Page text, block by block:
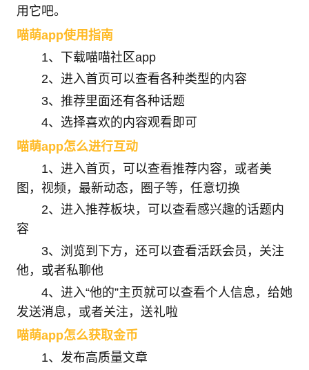
用它吧。
喵萌app使用指南
1、下载喵喵社区app
2、进入首页可以查看各种类型的内容
3、推荐里面还有各种话题
4、选择喜欢的内容观看即可
喵萌app怎么进行互动
1、进入首页，可以查看推荐内容，或者美
图，视频，最新动态，圈子等，任意切换
2、进入推荐板块，可以查看感兴趣的话题内
容
3、浏览到下方，还可以查看活跃会员，关注
他，或者私聊他
4、进入“他的”主页就可以查看个人信息，给她
发送消息，或者关注，送礼啦
喵萌app怎么获取金币
1、发布高质量文章